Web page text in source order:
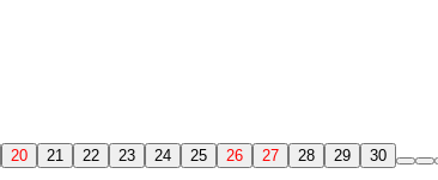
20 21 22 23 24 25 26 27 28 29 30